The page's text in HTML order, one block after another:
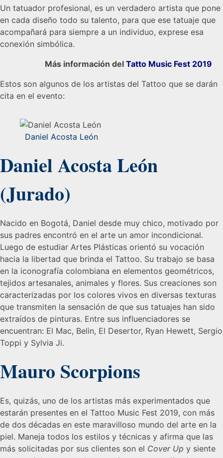
Un tatuador profesional, es un verdadero artista que pone
en cada diseño todo su talento, para que ese tatuaje que
acompañará para siempre a un individuo, exprese esa
conexión simbólica.
Más información del Tatto Music Fest 2019
Estos son algunos de los artistas del Tattoo que se darán
cita en el evento:
Daniel Acosta León
Daniel Acosta León
(Jurado)
Nacido en Bogotá, Daniel desde muy chico, motivado por
sus padres encontró en el arte un amor incondicional.
Luego de estudiar Artes Plásticas orientó su vocación
hacia la libertad que brinda el Tattoo. Su trabajo se basa
en la iconografía colombiana en elementos geométricos,
tejidos artesanales, animales y flores. Sus creaciones son
caracterizadas por los colores vivos en diversas texturas
que transmiten la sensación de que sus tatuajes han sido
extraídos de pinturas. Entre sus influenciadores se
encuentran: El Mac, Belin, El Desertor, Ryan Hewett, Sergio
Toppi y Sylvia Ji.
Mauro Scorpions
Es, quizás, uno de los artistas más experimentados que
estarán presentes en el Tattoo Music Fest 2019, con más
de dos décadas en este maravilloso mundo del arte en la
piel. Maneja todos los estilos y técnicas y afirma que las
más solicitadas por sus clientes son el Cover Up y siente